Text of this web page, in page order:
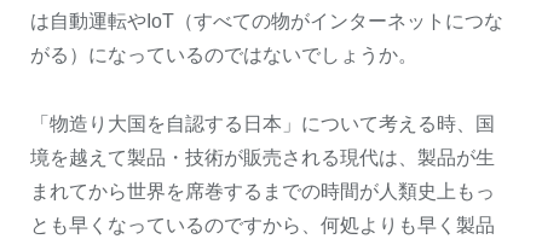
は自動運転やIoT（すべての物がインターネットにつな
がる）になっているのではないでしょうか。
「物造り大国を自認する日本」について考える時、国
境を越えて製品・技術が販売される現代は、製品が生
まれてから世界を席巻するまでの時間が人類史上もっ
とも早くなっているのですから、何処よりも早く製品